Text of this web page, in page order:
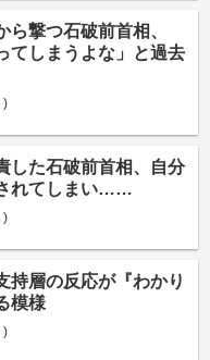
ら撃つ石破前首相、
てしまうよな」と過去
)
した石破前首相、自分
れてしまい……
)
持層の反応が『わかり
模様
)